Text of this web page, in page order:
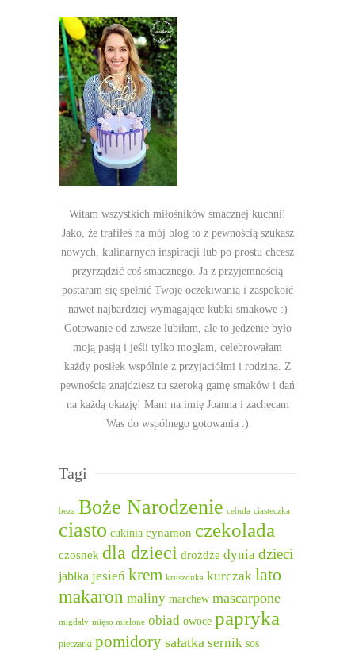
Witam wszystkich miłośników smacznej kuchni!
Jako, że trafiłeś na mój blog to z pewnością szukasz
nowych, kulinarnych inspiracji lub po prostu chcesz
przyrządzić coś smacznego. Ja z przyjemnością
postaram się spełnić Twoje oczekiwania i zaspokoić
nawet najbardziej wymagające kubki smakowe :)
Gotowanie od zawsze lubiłam, ale to jedzenie było
moją pasją i jeśli tylko mogłam, celebrowałam
każdy posiłek wspólnie z przyjaciółmi i rodziną. Z
pewnością znajdziesz tu szeroką gamę smaków i dań
na każdą okazję! Mam na imię Joanna i zachęcam
Was do wspólnego gotowania :)
Tagi
beza Boże Narodzenie cebula ciasteczka
ciasto cukinia cynamon czekolada
czosnek dla dzieci drożdże dynia dzieci
jabłka jesień krem kruszonka kurczak lato
makaron maliny marchew mascarpone
migdały mięso mielone obiad owoce papryka
pieczarki pomidory sałatka sernik sos